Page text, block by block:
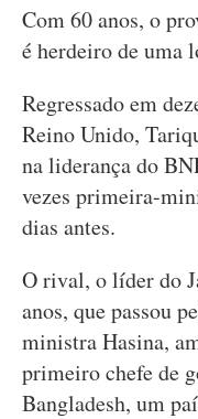
Com 60 anos, o
é herdeiro de uma
Regressado em
Reino Unido,
na liderança do
vezes primeira-
dias antes.
O rival, o líder do
anos, que passou
ministra Hasina,
primeiro chefe de
Bangladesh, um